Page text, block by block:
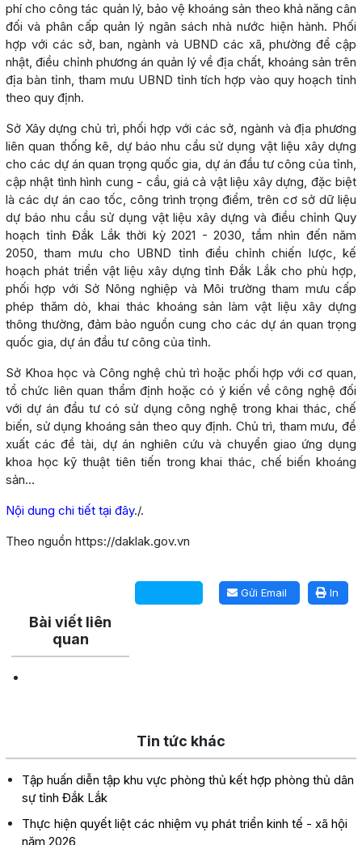
phí cho công tác quản lý, bảo vệ khoáng sản theo khả năng cân
đối và phân cấp quản lý ngân sách nhà nước hiện hành. Phối
hợp với các sở, ban, ngành và UBND các xã, phường để cập
nhật, điều chỉnh phương án quản lý về địa chất, khoáng sản trên
địa bàn tỉnh, tham mưu UBND tỉnh tích hợp vào quy hoạch tỉnh
theo quy định.
Sở Xây dựng chủ trì, phối hợp với các sở, ngành và địa phương
liên quan thống kê, dự báo nhu cầu sử dụng vật liệu xây dựng
cho các dự án quan trọng quốc gia, dự án đầu tư công của tỉnh,
cập nhật tình hình cung - cầu, giá cả vật liệu xây dựng, đặc biệt
là các dự án cao tốc, công trình trọng điểm, trên cơ sở dữ liệu
dự báo nhu cầu sử dụng vật liệu xây dựng và điều chỉnh Quy
hoạch tỉnh Đắk Lắk thời kỳ 2021 - 2030, tầm nhìn đến năm
2050, tham mưu cho UBND tỉnh điều chỉnh chiến lược, kế
hoạch phát triển vật liệu xây dựng tỉnh Đắk Lắk cho phù hợp,
phối hợp với Sở Nông nghiệp và Môi trường tham mưu cấp
phép thăm dò, khai thác khoáng sản làm vật liệu xây dựng
thông thường, đảm bảo nguồn cung cho các dự án quan trọng
quốc gia, dự án đầu tư công của tỉnh.
Sở Khoa học và Công nghệ chủ trì hoặc phối hợp với cơ quan,
tổ chức liên quan thẩm định hoặc có ý kiến về công nghệ đối
với dự án đầu tư có sử dụng công nghệ trong khai thác, chế
biến, sử dụng khoáng sản theo quy định. Chủ trì, tham mưu, đề
xuất các đề tài, dự án nghiên cứu và chuyển giao ứng dụng
khoa học kỹ thuật tiên tiến trong khai thác, chế biến khoáng
sản…
Nội dung chi tiết tại đây./.
Theo nguồn https://daklak.gov.vn
In
Gửi Email
Bài viết liên
quan
Tin tức khác
Tập huấn diễn tập khu vực phòng thủ kết hợp phòng thủ dân
sự tỉnh Đắk Lắk
Thực hiện quyết liệt các nhiệm vụ phát triển kinh tế - xã hội
năm 2026